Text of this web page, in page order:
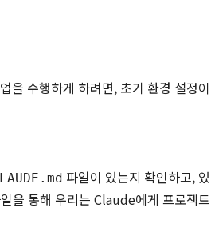
을 수행하게 하려면, 초기 환경 설정이
파일이 있는지 확인하고, 있
을 통해 우리는 Claude에게 프로젝트